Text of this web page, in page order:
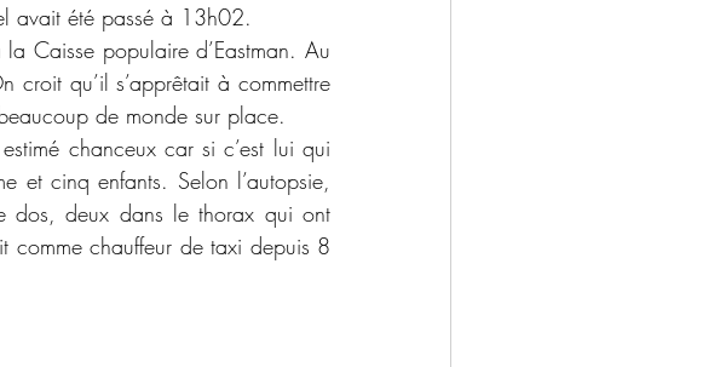
avait été passé à 13h02.
populaire d’Eastman. Au
qu’il s’apprêtait à commettre
de monde sur place.
chanceux car si c’est lui qui
et cinq enfants. Selon l’autopsie,
dos, deux dans le thorax qui ont
comme chauffeur de taxi depuis 8